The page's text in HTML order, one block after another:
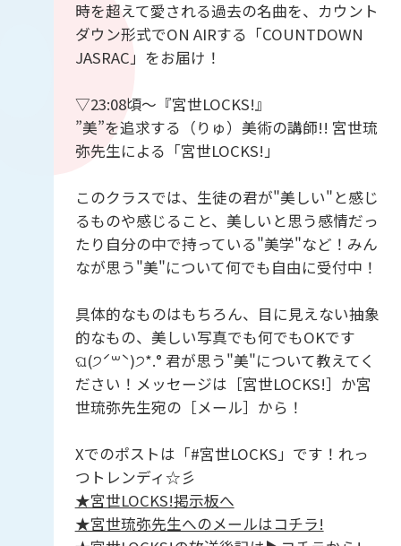
時を超えて愛される過去の名曲を、カウント
ダウン形式でON AIRする「COUNTDOWN
JASRAC」をお届け！
▽23:08頃～『宮世LOCKS!』
”美”を追求する（りゅ）美術の講師!! 宮世琉
弥先生による「宮世LOCKS!」
このクラスでは、生徒の君が"美しい"と感じ
るものや感じること、美しいと思う感情だっ
たり自分の中で持っている"美学"など！みん
なが思う"美"について何でも自由に受付中！
具体的なものはもちろん、目に見えない抽象
的なもの、美しい写真でも何でもOKです
ଘ(੭ˊ꒳ˋ)੭*.° 君が思う"美"について教えてく
ださい！メッセージは［宮世LOCKS!］か宮
世琉弥先生宛の［メール］から！
Xでのポストは「#宮世LOCKS」です！れっ
つトレンディ☆彡
★宮世LOCKS!掲示板へ
★宮世琉弥先生へのメールはコチラ!